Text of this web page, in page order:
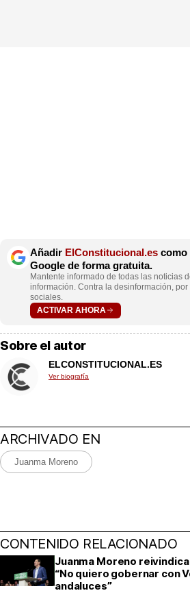
Añadir ElConstitucional.es como
Google de forma gratuita.
Mantente informado de todas las noticias
información. Contra la desinformación,
sociales.
ACTIVAR AHORA
Sobre el autor
ELCONSTITUCIONAL.ES
Ver biografía
ARCHIVADO EN
Juanma Moreno
CONTENIDO RELACIONADO
Juanma Moreno
“No quiero gobernar con
andaluces”